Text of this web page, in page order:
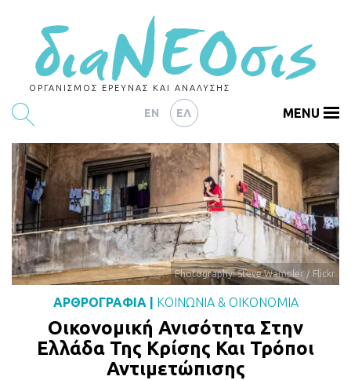
ΟΡΓΑΝΙΣΜΟΣ ΕΡΕΥΝΑΣ ΚΑΙ ΑΝΑΛΥΣΗΣ
EN ΕΛ
ΕΡΕΥΝΕΣ
ΑΡΘΡΟΓΡΑΦΙΑ
ΕΚΔΗΛΩΣΕΙΣ
DATA
ΔΕΙΚΤΕΣ
PODCASTS
MENU
Photography: Steve Wampler / Flickr
ΑΡΘΡΟΓΡΑΦΙΑ ΚΟΙΝΩΝΙΑ& ΟΙΚΟΝΟΜΙΑ
Οικονομική Ανισότητα Στην
Ελλάδα Της Κρίσης Και Τρόποι
Αντιμετώπισης